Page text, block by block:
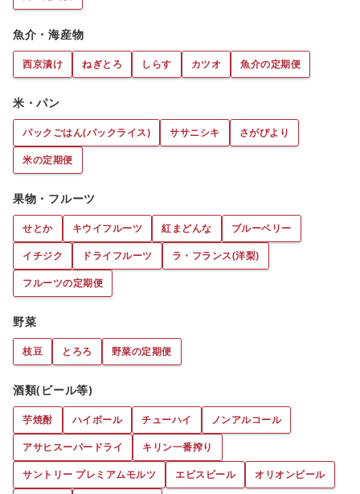
魚介・海産物
西京漬け ねぎとろ しらす カツオ 魚介の定期便
米・パン
パックごはん(パックライス) ササニシキ
さがびより
米の定期便
果物・フルーツ
せとか キウイフルーツ 紅まどんな
ブルーベリー
イチジク
ドライフルーツ
ラ・フランス(洋梨)
フルーツの定期便
野菜
枝豆 とろろ 野菜の定期便
酒類(ビール等)
芋焼酎 ハイボール チューハイ
ノンアルコール
アサヒスーパードライ
キリン一番搾り
サントリー プレミアムモルツ
エビスビール
オリオンビール